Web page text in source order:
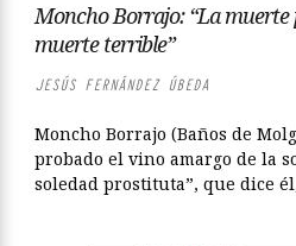
Moncho Borrajo: “La muerte
muerte terrible”
JESÚS FERNÁNDEZ ÚBEDA
Moncho Borrajo (Baños de
probado el vino amargo de la
soledad prostituta”, que dice